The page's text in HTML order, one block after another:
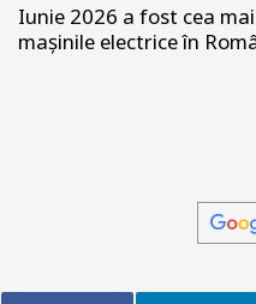
Iunie 2026 a fost cea
mașinile electrice în